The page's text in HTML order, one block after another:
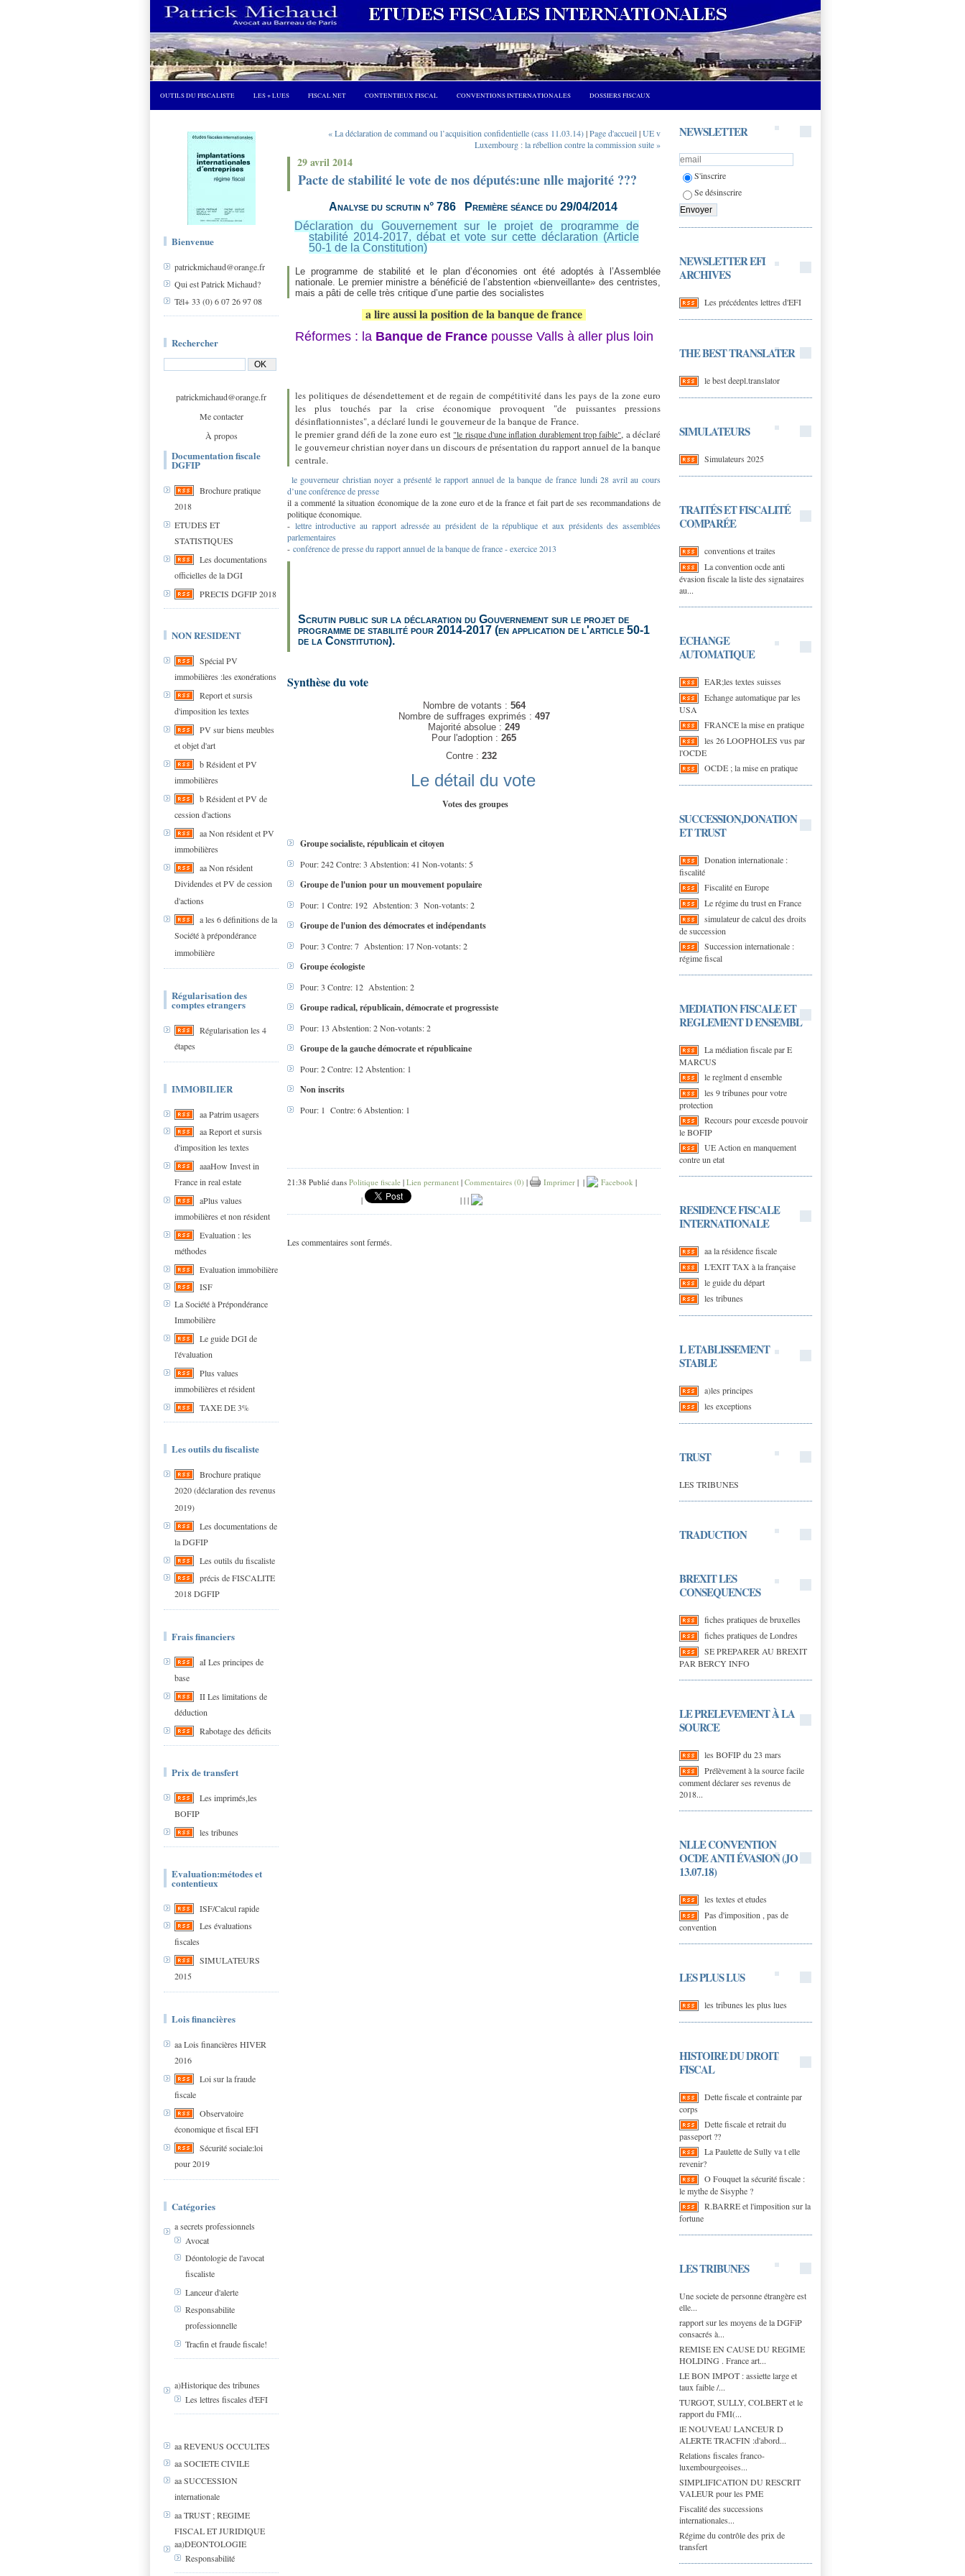
OUTILS DU FISCALISTE LES + LUES FISCAL NET CONTENTIEUX FISCAL CONVENTIONS INTERNATIONALES DOSSIERS FISCAUX
Bienvenue
patrickmichaud@orange.fr
Qui est Patrick Michaud?
Tél+ 33 (0) 6 07 26 97 08
Rechercher
patrickmichaud@orange.fr
Me contacter
À propos
Documentation fiscale
DGFIP
Brochure pratique
2018
ETUDES ET
STATISTIQUES
Les documentations
officielles de la DGI
PRECIS DGFIP 2018
NON RESIDENT
Spécial PV
immobilières :les exonérations
Report et sursis
d'imposition les textes
PV sur biens meubles
et objet d'art
b Résident et PV
immobilières
b Résident et PV de
cession d'actions
aa Non résident et PV
immobilières
aa Non résident
Dividendes et PV de cession
d'actions
a les 6 définitions de la
Société à prépondérance
immobilière
Régularisation des
comptes etrangers
Régularisation les 4
étapes
IMMOBILIER
aa Patrim usagers
aa Report et sursis
d'imposition les textes
aaaHow Invest in
France in real estate
aPlus values
immobilières et non résident
Evaluation : les
méthodes
Evaluation immobilière
ISF
La Société à Prépondérance
Immobilière
Le guide DGI de
l'évaluation
Plus values
immobilières et résident
TAXE DE 3%
Les outils du fiscaliste
Brochure pratique
2020 (déclaration des revenus
2019)
Les documentations de
la DGFIP
Les outils du fiscaliste
précis de FISCALITE
2018 DGFIP
Frais financiers
aI Les principes de
base
II Les limitations de
déduction
Rabotage des déficits
Prix de transfert
Les imprimés,les
BOFIP
les tribunes
Evaluation:métodes et
contentieux
ISF/Calcul rapide
Les évaluations
fiscales
SIMULATEURS
2015
Lois financières
aa Lois financières HIVER
2016
Loi sur la fraude
fiscale
Observatoire
économique et fiscal EFI
Sécurité sociale:loi
pour 2019
Catégories
a secrets professionnels
Avocat
Déontologie de l'avocat
fiscaliste
Lanceur d'alerte
Responsabilite
professionnelle
Tracfin et fraude fiscale!
a)Historique des tribunes
Les lettres fiscales d'EFI
aa REVENUS OCCULTES
aa SOCIETE CIVILE
aa SUCCESSION
internationale
aa TRUST ; REGIME
FISCAL ET JURIDIQUE
aa)DEONTOLOGIE
Responsabilité
NEWSLETTER
S'inscrire
Se désinscrire
NEWSLETTER EFI
ARCHIVES
Les précédentes lettres d'EFI
THE BEST TRANSLATER
le best deepl.translator
SIMULATEURS
Simulateurs 2025
TRAITÉS ET FISCALITÉ
COMPARÉE
conventions et traites
La convention ocde anti
évasion fiscale la liste des signataires
au...
ECHANGE
AUTOMATIQUE
EAR;les textes suisses
Echange automatique par les
USA
FRANCE la mise en pratique
les 26 LOOPHOLES vus par
l'OCDE
OCDE ; la mise en pratique
SUCCESSION,DONATION
ET TRUST
Donation internationale :
fiscalité
Fiscalité en Europe
Le régime du trust en France
simulateur de calcul des droits
de succession
Succession internationale :
régime fiscal
MEDIATION FISCALE ET
REGLEMENT D ENSEMBL
La médiation fiscale par E
MARCUS
le reglment d ensemble
les 9 tribunes pour votre
protection
Recours pour excesde pouvoir
le BOFIP
UE Action en manquement
contre un etat
RESIDENCE FISCALE
INTERNATIONALE
aa la résidence fiscale
L'EXIT TAX à la française
le guide du départ
les tribunes
L ETABLISSEMENT
STABLE
a)les principes
les exceptions
TRUST
LES TRIBUNES
TRADUCTION
BREXIT LES
CONSEQUENCES
fiches pratiques de bruxelles
fiches pratiques de Londres
SE PREPARER AU BREXIT
PAR BERCY INFO
LE PRELEVEMENT À LA
SOURCE
les BOFIP du 23 mars
Prélèvement à la source facile
comment déclarer ses revenus de
2018...
NLLE CONVENTION
OCDE ANTI ÉVASION (JO
13.07.18)
les textes et etudes
Pas d'imposition , pas de
convention
LES PLUS LUS
les tribunes les plus lues
HISTOIRE DU DROIT
FISCAL
Dette fiscale et contrainte par
corps
Dette fiscale et retrait du
passeport ??
La Paulette de Sully va t elle
revenir?
O Fouquet la sécurité fiscale :
le mythe de Sisyphe ?
R.BARRE et l'imposition sur la
fortune
LES TRIBUNES
Une societe de personne étrangère est
elle...
rapport sur les moyens de la DGFiP
consacrés à...
REMISE EN CAUSE DU REGIME
HOLDING . France art...
LE BON IMPOT : assiette large et
taux faible /...
TURGOT, SULLY, COLBERT et le
rapport du FMI(...
lE NOUVEAU LANCEUR D
ALERTE TRACFIN :d'abord...
Relations fiscales franco-
luxembourgeoises...
SIMPLIFICATION DU RESCRIT
VALEUR pour les PME
Fiscalité des successions
internationales...
Régime du contrôle des prix de
transfert
« La déclaration de command ou l’acquisition confidentielle (cass 11.03.14)|Page d'accueil|UE v
Luxembourg : la rébellion contre la commission suite »
29 avril 2014
Pacte de stabilité le vote de nos députés:une nlle majorité ???
Analyse du scrutin n° 786
Première séance du 29/04/2014
Déclaration du Gouvernement sur le projet de programme de
stabilité 2014-2017, débat et vote sur cette déclaration (Article
50-1 de la Constitution)
Le programme de stabilité et le plan d’économies ont été adoptés à l’Assemblée
nationale. Le premier ministre a bénéficié de l’abstention «bienveillante» des centristes,
mais a pâti de celle très critique d’une partie des socialistes
a lire aussi la position de la banque de france
Réformes : la Banque de France pousse Valls à aller plus loin
les politiques de désendettement et de regain de compétitivité dans les pays de la zone euro
les plus touchés par la crise économique provoquent "de puissantes pressions
désinflationnistes", a déclaré lundi le gouverneur de la banque de France.
le premier grand défi de la zone euro est "le risque d'une inflation durablement trop faible", a déclaré
le gouverneur christian noyer dans un discours de présentation du rapport annuel de la banque
centrale.
le gouverneur christian noyer a présenté le rapport annuel de la banque de france lundi 28 avril au cours
d’une conférence de presse
il a commenté la situation économique de la zone euro et de la france et fait part de ses recommandations de
politique économique.
- lettre introductive au rapport adressée au président de la république et aux présidents des assemblées
parlementaires
- conférence de presse du rapport annuel de la banque de france - exercice 2013
Scrutin public sur la déclaration du Gouvernement sur le projet de
programme de stabilité pour 2014-2017 (en application de l'article 50-1
de la Constitution).
Synthèse du vote
Nombre de votants : 564
Nombre de suffrages exprimés : 497
Majorité absolue : 249
Pour l'adoption : 265
Contre : 232
Le détail du vote
Votes des groupes
Groupe socialiste, républicain et citoyen
Pour: 242 Contre: 3 Abstention: 41 Non-votants: 5
Groupe de l'union pour un mouvement populaire
Pour: 1 Contre: 192 Abstention: 3 Non-votants: 2
Groupe de l'union des démocrates et indépendants
Pour: 3 Contre: 7 Abstention: 17 Non-votants: 2
Groupe écologiste
Pour: 3 Contre: 12 Abstention: 2
Groupe radical, républicain, démocrate et progressiste
Pour: 13 Abstention: 2 Non-votants: 2
Groupe de la gauche démocrate et républicaine
Pour: 2 Contre: 12 Abstention: 1
Non inscrits
Pour: 1 Contre: 6 Abstention: 1
21:38 Publié dans Politique fiscale | Lien permanent | Commentaires (0) | Imprimer | | Facebook |
|
| | |
Les commentaires sont fermés.